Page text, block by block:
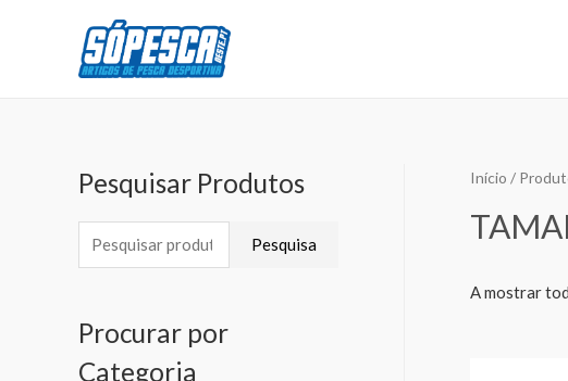
Pesquisar Produtos
Pesquisa
Procurar por
Categoria
Início /
A mostrar